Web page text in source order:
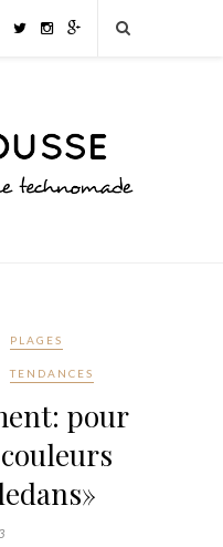
PLAGES
TENDANCES
pour